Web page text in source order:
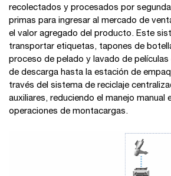
recolectados y procesados por
primas para ingresar al mercado de
el valor agregado del producto. Este
transportar etiquetas, tapones de
proceso de pelado y lavado de
de descarga hasta la estación de
través del sistema de reciclaje
auxiliares, reduciendo el manejo manual
operaciones de montacargas.